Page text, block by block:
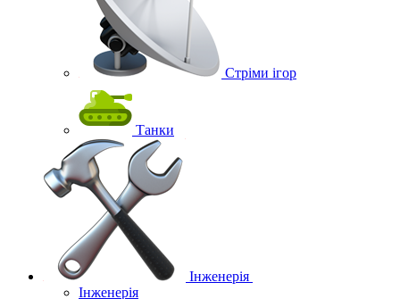
Стріми ігор
Танки
Інженерія
Інженерія